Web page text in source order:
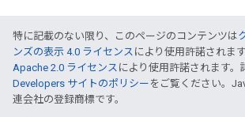
特に記載のない限り、このページのコンテンツは
ンズの表示 4.0 ライセンス により使用許諾されま
Apache 2.0 ライセンス により使用許諾されます。
Developers サイトのポリシー をご覧ください。
連会社の登録商標です。